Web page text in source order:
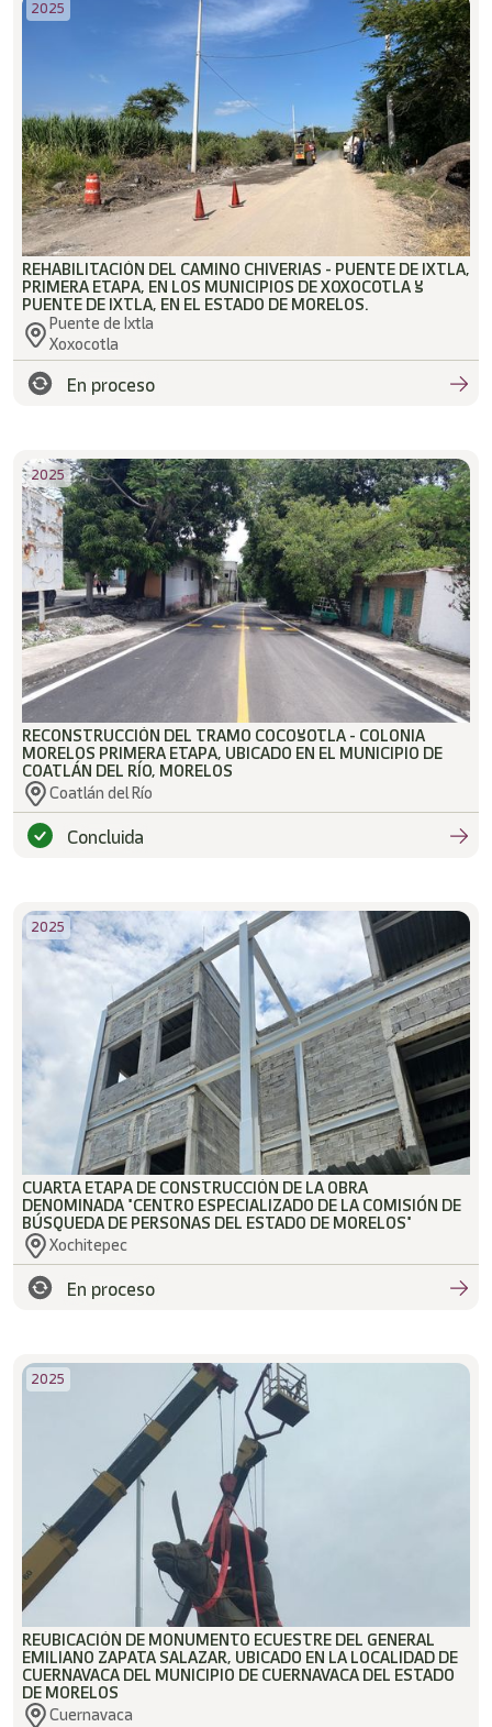
2025
REHABILITACIÓN DEL CAMINO CHIVERIAS - PUENTE DE IXTLA,
PRIMERA ETAPA, EN LOS MUNICIPIOS DE XOXOCOTLA Y
PUENTE DE IXTLA, EN EL ESTADO DE MORELOS.
Puente de Ixtla
Xoxocotla
En proceso
2025
RECONSTRUCCIÓN DEL TRAMO COCOYOTLA - COLONIA
MORELOS PRIMERA ETAPA, UBICADO EN EL MUNICIPIO DE
COATLÁN DEL RÍO, MORELOS
Coatlán del Río
Concluida
2025
CUARTA ETAPA DE CONSTRUCCIÓN DE LA OBRA
DENOMINADA "CENTRO ESPECIALIZADO DE LA COMISIÓN DE
BÚSQUEDA DE PERSONAS DEL ESTADO DE MORELOS"
Xochitepec
En proceso
2025
REUBICACIÓN DE MONUMENTO ECUESTRE DEL GENERAL
EMILIANO ZAPATA SALAZAR, UBICADO EN LA LOCALIDAD DE
CUERNAVACA DEL MUNICIPIO DE CUERNAVACA DEL ESTADO
DE MORELOS
Cuernavaca